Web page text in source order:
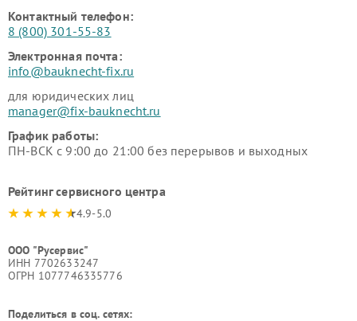
Контактный телефон:
8 (800) 301-55-83
Электронная почта:
info@bauknecht-fix.ru
для юридических лиц
manager@fix-bauknecht.ru
График работы:
ПН-ВСК с 9:00 до 21:00 без перерывов и выходных
Рейтинг сервисного центра
4.9-5.0
ООО "Русервис"
ИНН 7702633247
ОГРН 1077746335776
Поделиться в соц. сетях: